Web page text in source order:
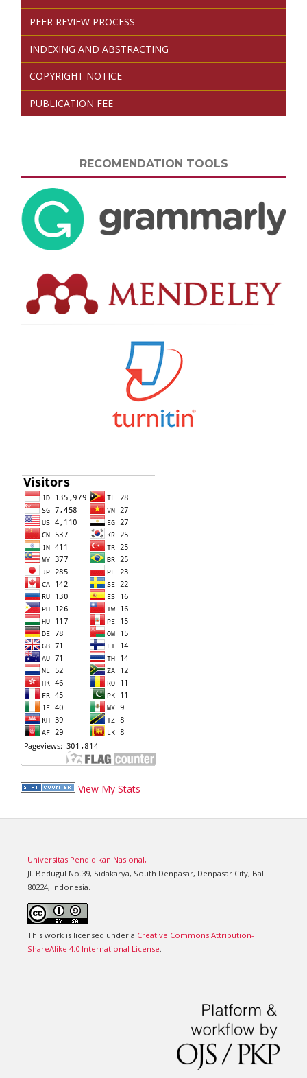
PEER REVIEW PROCESS
INDEXING AND ABSTRACTING
COPYRIGHT NOTICE
PUBLICATION FEE
RECOMENDATION TOOLS
View My Stats
Universitas Pendidikan Nasional,
Jl. Bedugul No.39, Sidakarya, South Denpasar, Denpasar City, Bali
80224, Indonesia.
This work is licensed under a Creative Commons Attribution-
ShareAlike 4.0 International License